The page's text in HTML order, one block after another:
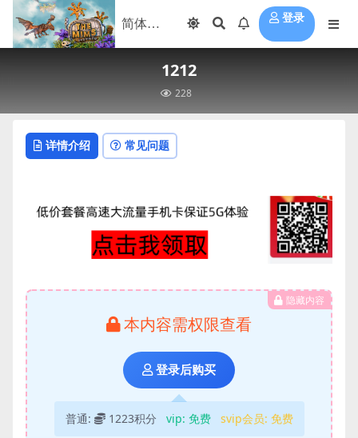
登录
1212
228
详情介绍 常见问题
隐藏内容
本内容需权限查看
登录后购买
普通: 1223积分 vip: 免费 svip会员: 免费